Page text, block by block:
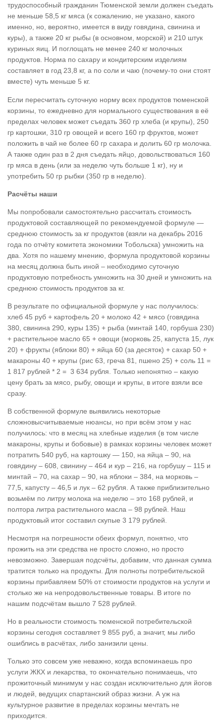
трудоспособный гражданин Тюменской земли должен съедать
не меньше 58,5 кг мяса (к сожалению, не указано, какого
именно, но, вероятно, имеется в виду говядина, свинина и
куры), а также 20 кг рыбы (в основном, морской) и 210 штук
куриных яиц. И поглощать не менее 240 кг молочных
продуктов. Норма по сахару и кондитерским изделиям
составляет в год 23,8 кг, а по соли и чаю (почему-то они стоят
вместе) чуть меньше 5 кг.
Если пересчитать суточную норму всех продуктов тюменской
корзины, то ежедневно для нормального существования в её
пределах человек может съедать 360 гр хлеба (и крупы), 250
гр картошки, 310 гр овощей и всего 160 гр фруктов, может
положить в чай не более 60 гр сахара и долить 60 гр молочка.
А также один раз в 2 дня съедать яйцо, довольствоваться 160
гр мяса в день (или за неделю чуть больше 1 кг), ну и
употребить 50 гр рыбки (350 гр в неделю).
Расчёты наши
Мы попробовали самостоятельно рассчитать стоимость
продуктовой составляющей по рекомендуемой формуле —
среднюю стоимость за кг продуктов (взяли на декабрь 2016
года по отчёту комитета экономики Тобольска) умножить на
два. Хотя по нашему мнению, формула продуктовой корзины
на месяц должна быть иной – необходимо суточную
продуктовую потребность умножить на 30 дней и умножить на
среднюю стоимость продуктов за кг.
В результате по официальной формуле у нас получилось:
хлеб 45 руб + картофель 20 + молоко 42 + мясо (говядина
380, свинина 290, куры 135) + рыба (минтай 140, горбуша 230)
+ растительное масло 65 + овощи (морковь 25, капуста 15, лук
20) + фрукты (яблоки 80) + яйца 60 (за десяток) + сахар 50 +
макароны 40 + крупы (рис 63, греча 81, пшено 25) + соль 11 =
1 817 рублей * 2 = 3 634 рубля. Только непонятно – какую
цену брать за мясо, рыбу, овощи и крупы, в итоге взяли все
сразу.
В собственной формуле выявились некоторые
сложновысчитываемые нюансы, но при всём этом у нас
получилось: что в месяц на хлебные изделия (в том числе
макароны, крупы и бобовые) в рамках корзины человек может
потратить 540 руб, на картошку — 150, на яйца – 90, на
говядину – 608, свинину – 464 и кур – 216, на горбушу – 115 и
минтай – 70, на сахар – 90, на яблоки – 384, на морковь –
77,5, капусту – 46,5 и лук – 62 рубля. А также приблизительно
возьмём по литру молока на неделю – это 168 рублей, и
полтора литра растительного масла – 98 рублей. Наш
продуктовый итог составил скупые 3 179 рублей.
Несмотря на погрешности обеих формул, понятно, что
прожить на эти средства не просто сложно, но просто
невозможно. Завершая подсчёты, добавим, что данная сумма
тратится только на продукты. Для полноты потребительской
корзины прибавляем 50% от стоимости продуктов на услуги и
столько же на непродовольственные товары. В итоге по
нашим подсчётам вышло 7 528 рублей.
Но в реальности стоимость тюменской потребительской
корзины сегодня составляет 9 855 руб, а значит, мы либо
ошиблись в расчётах, либо занизили цены.
Только это совсем уже неважно, когда вспоминаешь про
услуги ЖКХ и лекарства, то окончательно понимаешь, что
прожиточный минимум у нас создан исключительно для йогов
и людей, ведущих спартанский образ жизни. А уж на
культурное развитие в пределах корзины мечтать не
приходится.